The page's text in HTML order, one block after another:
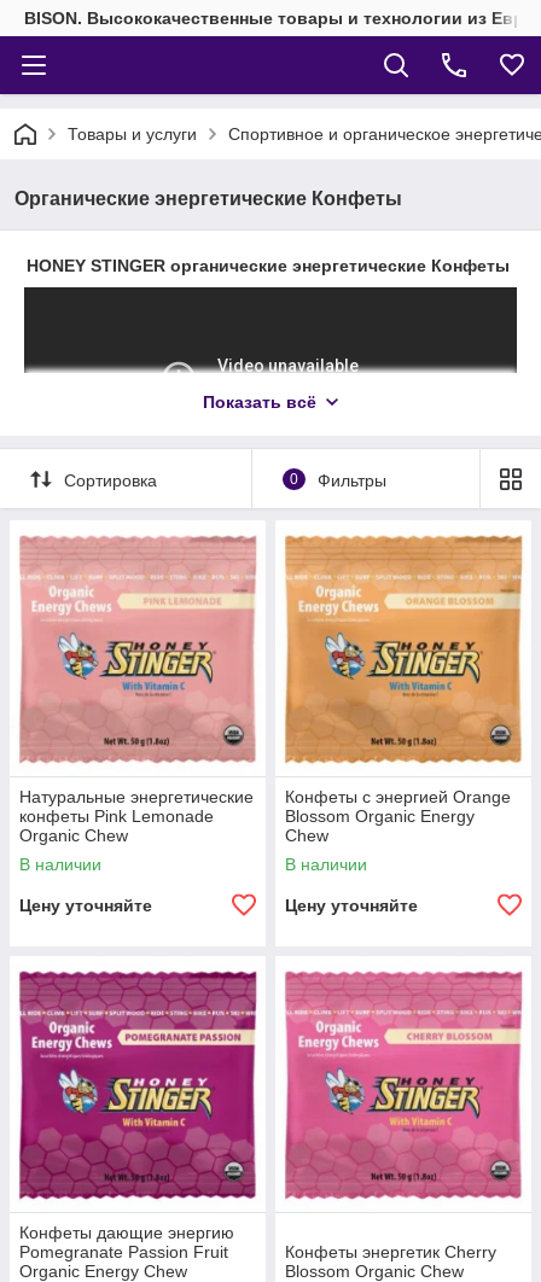
BISON. Высококачественные товары и технологии из
Товары и услуги Спортивное и органическое
Органические энергетические Конфеты
HONEY STINGER органические энергетические Конфеты
Показать всё
Сортировка 0 Фильтры
Натуральные энергетические
конфеты Pink Lemonade
Organic Chew
В наличии
Цену уточняйте
Конфеты с энергией Orange
Blossom Organic Energy
Chew
В наличии
Цену уточняйте
Конфеты дающие энергию
Pomegranate Passion Fruit
Organic Energy Chew
Конфеты энергетик Cherry
Blossom Organic Chew